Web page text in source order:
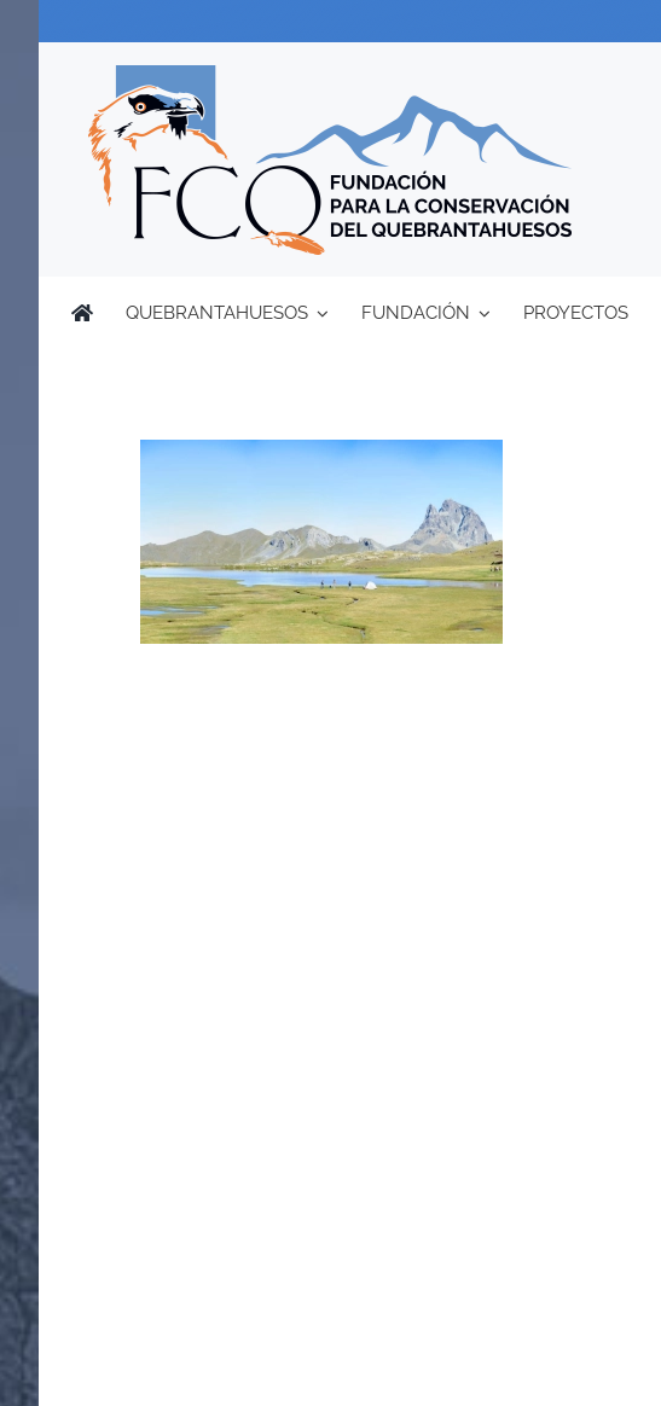
QUEBRANTAHUESOS FUNDACIÓN PROYECTOS